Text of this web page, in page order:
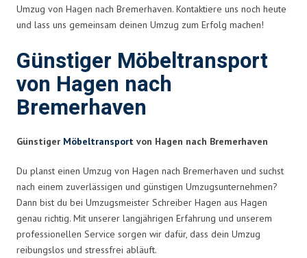
Umzug von Hagen nach Bremerhaven. Kontaktiere uns noch heute
und lass uns gemeinsam deinen Umzug zum Erfolg machen!
Günstiger Möbeltransport
von Hagen nach
Bremerhaven
Günstiger Möbeltransport von Hagen nach Bremerhaven
Du planst einen Umzug von Hagen nach Bremerhaven und suchst
nach einem zuverlässigen und günstigen Umzugsunternehmen?
Dann bist du bei Umzugsmeister Schreiber Hagen aus Hagen
genau richtig. Mit unserer langjährigen Erfahrung und unserem
professionellen Service sorgen wir dafür, dass dein Umzug
reibungslos und stressfrei abläuft.